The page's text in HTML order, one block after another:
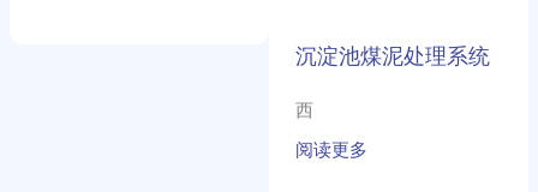
沉淀池煤泥处理系统
西
阅读更多